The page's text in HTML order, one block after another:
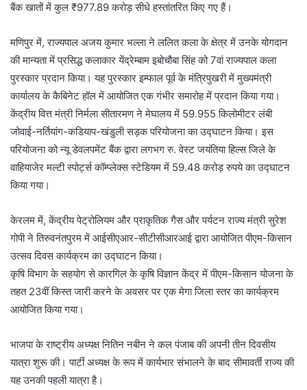
बैंक खातों में कुल ₹977.89 करोड़ सीधे हस्तांतरित किए गए हैं।
मणिपुर में, राज्यपाल अजय कुमार भल्ला ने ललित कला के क्षेत्र में उनके योगदान
की मान्यता में प्रसिद्ध कलाकार येंद्रेम्बाम इबोचौबा सिंह को 7वां राज्यपाल कला
पुरस्कार प्रदान किया। यह पुरस्कार इम्फाल पूर्व के मंत्रिपुखरी में मुख्यमंत्री
कार्यालय के कैबिनेट हॉल में आयोजित एक गंभीर समारोह में प्रदान किया गया।
केंद्रीय वित्त मंत्री निर्मला सीतारमण ने मेघालय में 59.955 किलोमीटर लंबी
जोवाई-नर्तियांग-कडियाप-खंडुली सड़क परियोजना का उद्घाटन किया। इस
परियोजना को न्यू डेवलपमेंट बैंक द्वारा लगभग रु. वेस्ट जयंतिया हिल्स जिले के
वाहियाजेर मल्टी स्पोर्ट्स कॉम्प्लेक्स स्टेडियम में 59.48 करोड़ रुपये का उद्घाटन
किया गया।
केरलम में, केंद्रीय पेट्रोलियम और प्राकृतिक गैस और पर्यटन राज्य मंत्री सुरेश
गोपी ने तिरुवनंतपुरम में आईसीएआर-सीटीसीआरआई द्वारा आयोजित पीएम-किसान
उत्सव दिवस कार्यक्रम का उद्घाटन किया।
कृषि विभाग के सहयोग से कारगिल के कृषि विज्ञान केंद्र में पीएम-किसान योजना के
तहत 23वीं किस्त जारी करने के अवसर पर एक मेगा जिला स्तर का कार्यक्रम
आयोजित किया गया।
भाजपा के राष्ट्रीय अध्यक्ष नितिन नबीन ने कल पंजाब की अपनी तीन दिवसीय
यात्रा शुरू की। पार्टी अध्यक्ष के रूप में कार्यभार संभालने के बाद सीमावर्ती राज्य की
यह उनकी पहली यात्रा है।